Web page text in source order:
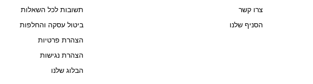
צרו קשר
הסניף שלנו
תשובות לכל השאלות
ביטול עסקה והחלפות
הצהרת פרטיות
הצהרת נגישות
הבלוג שלנו